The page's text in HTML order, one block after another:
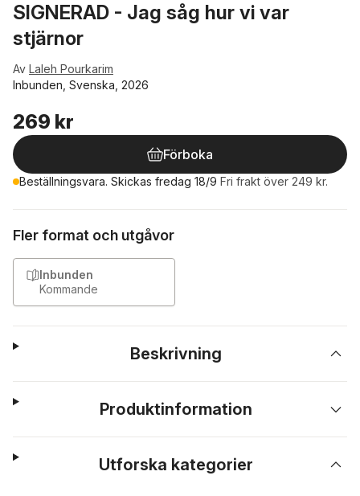
SIGNERAD - Jag såg hur vi var
stjärnor
Av Laleh Pourkarim
Inbunden, Svenska, 2026
269 kr
Förboka
Beställningsvara. Skickas fredag 18/9 Fri frakt över 249 kr.
Fler format och utgåvor
Inbunden
Kommande
Beskrivning
Produktinformation
Utforska kategorier